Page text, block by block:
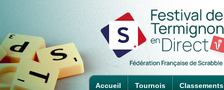
Accueil Tournois Classements